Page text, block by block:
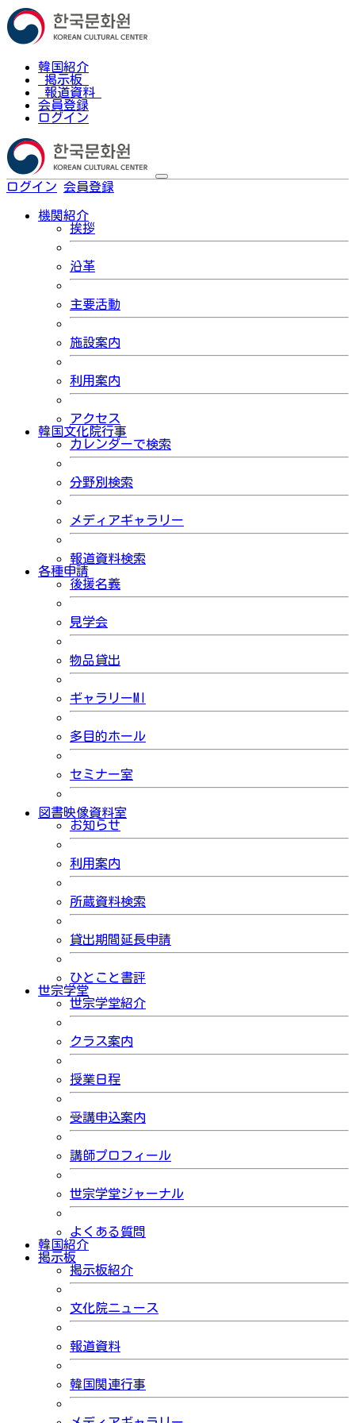
韓国紹介
掲示板
報道資料
会員登録
ログイン
ログイン 会員登録
機関紹介
挨拶
沿革
主要活動
施設案内
利用案内
アクセス
韓国文化院行事
カレンダーで検索
分野別検索
メディアギャラリー
報道資料検索
各種申請
後援名義
見学会
物品貸出
ギャラリーMI
多目的ホール
セミナー室
図書映像資料室
お知らせ
利用案内
所蔵資料検索
貸出期間延長申請
ひとこと書評
世宗学堂
世宗学堂紹介
クラス案内
授業日程
受講申込案内
講師プロフィール
世宗学堂ジャーナル
よくある質問
韓国紹介
掲示板
掲示板紹介
文化院ニュース
報道資料
韓国関連行事